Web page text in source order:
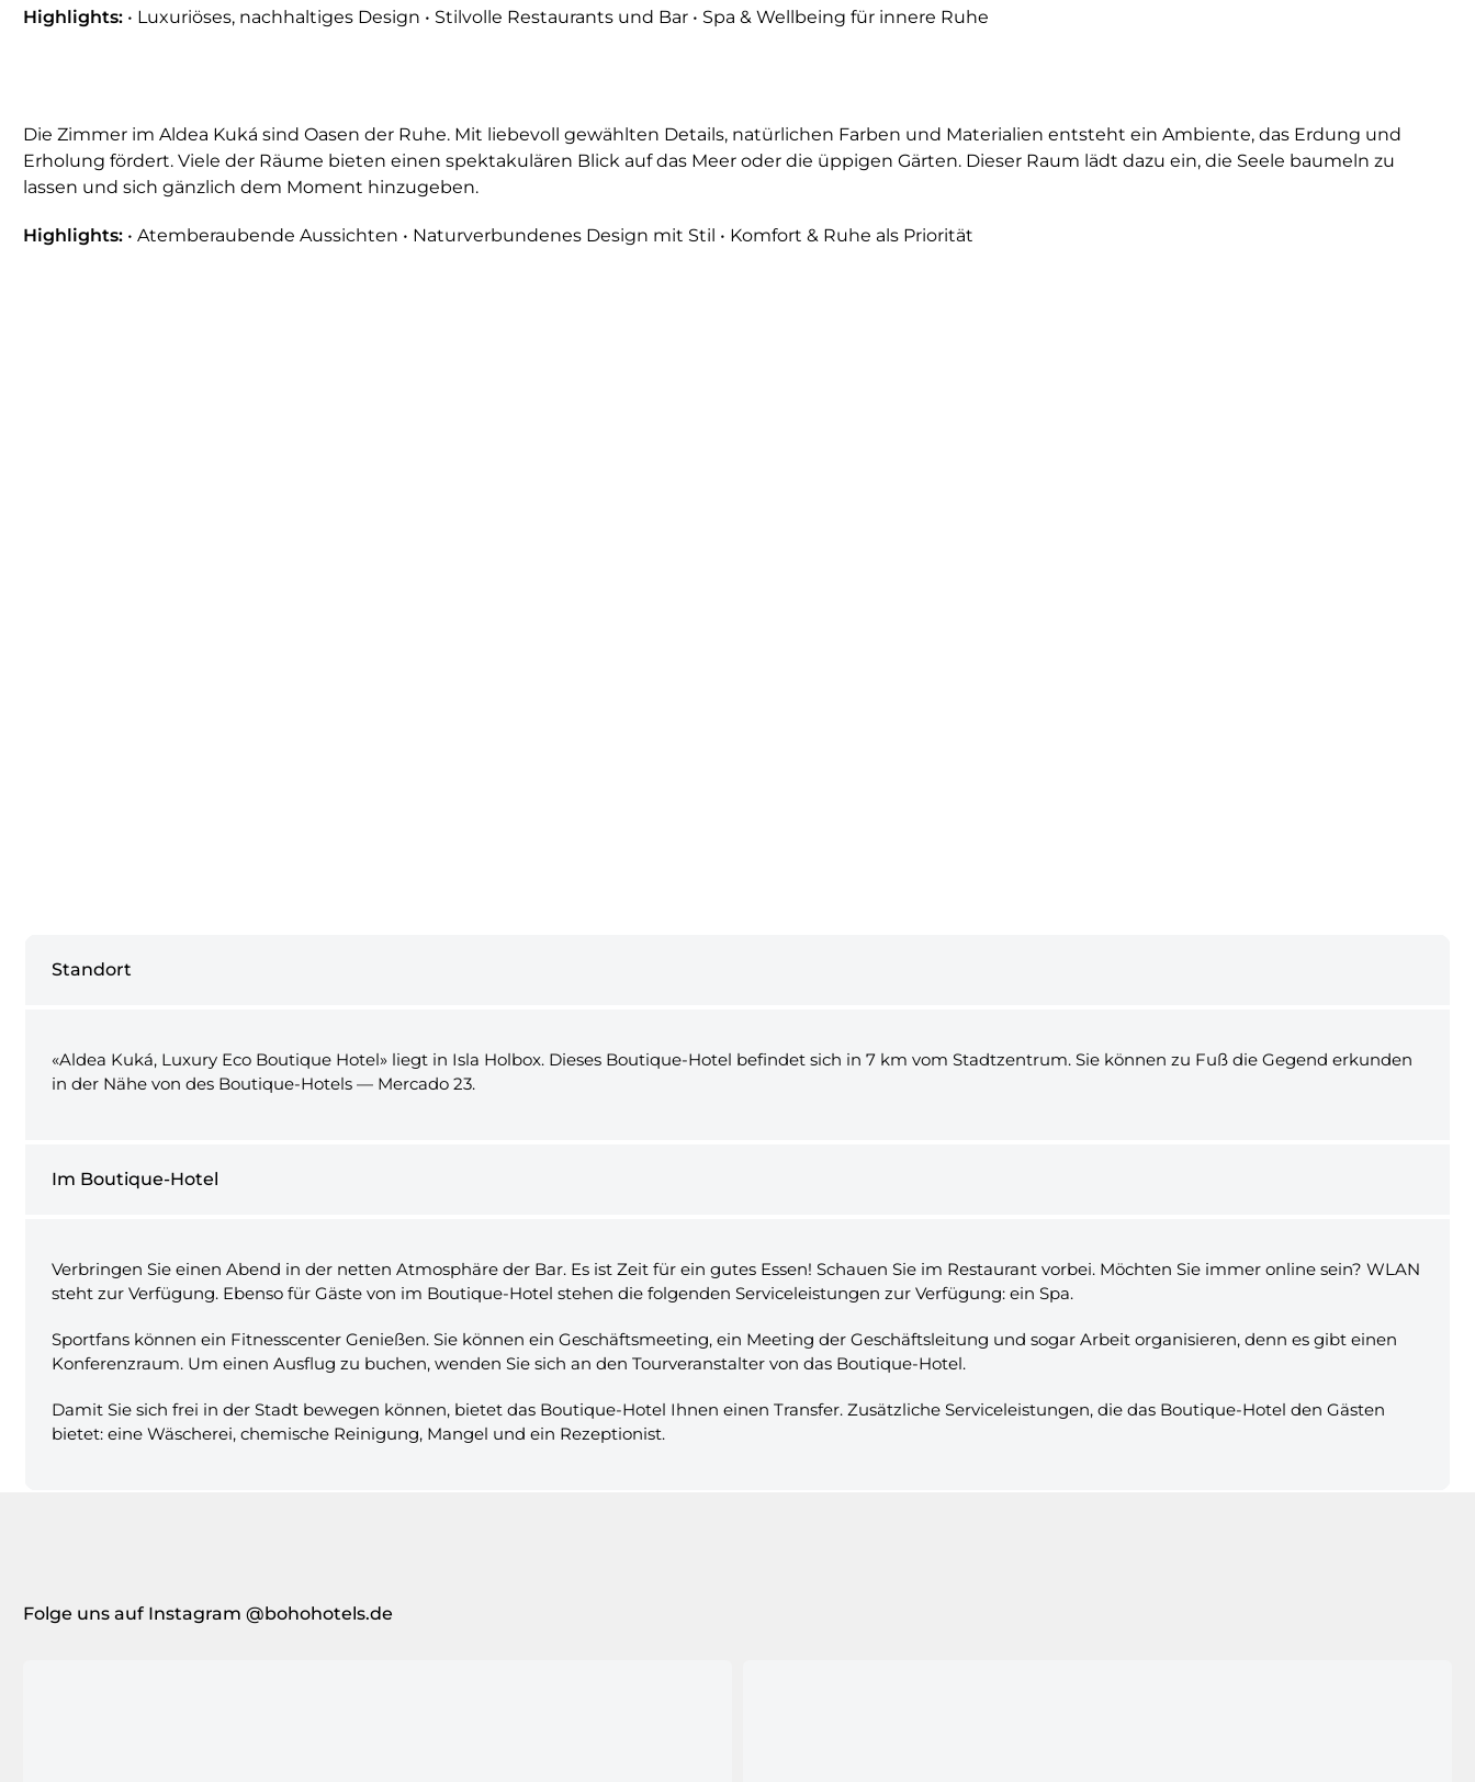
Highlights: • Luxuriöses, nachhaltiges Design • Stilvolle Restaurants und Bar • Spa & Wellbeing für innere Ruhe
Die Zimmer im Aldea Kuká sind Oasen der Ruhe. Mit liebevoll gewählten Details, natürlichen Farben und Materialien entsteht ein Ambiente, das Erdung und
Erholung fördert. Viele der Räume bieten einen spektakulären Blick auf das Meer oder die üppigen Gärten. Dieser Raum lädt dazu ein, die Seele baumeln zu
lassen und sich gänzlich dem Moment hinzugeben.
Highlights: • Atemberaubende Aussichten • Naturverbundenes Design mit Stil • Komfort & Ruhe als Priorität
Standort
«Aldea Kuká, Luxury Eco Boutique Hotel» liegt in Isla Holbox. Dieses Boutique-Hotel befindet sich in 7 km vom Stadtzentrum. Sie können zu Fuß die Gegend erkunden
in der Nähe von des Boutique-Hotels — Mercado 23.
Im Boutique-Hotel
Verbringen Sie einen Abend in der netten Atmosphäre der Bar. Es ist Zeit für ein gutes Essen! Schauen Sie im Restaurant vorbei. Möchten Sie immer online sein? WLAN
steht zur Verfügung. Ebenso für Gäste von im Boutique-Hotel stehen die folgenden Serviceleistungen zur Verfügung: ein Spa.
Sportfans können ein Fitnesscenter Genießen. Sie können ein Geschäftsmeeting, ein Meeting der Geschäftsleitung und sogar Arbeit organisieren, denn es gibt einen
Konferenzraum. Um einen Ausflug zu buchen, wenden Sie sich an den Tourveranstalter von das Boutique-Hotel.
Damit Sie sich frei in der Stadt bewegen können, bietet das Boutique-Hotel Ihnen einen Transfer. Zusätzliche Serviceleistungen, die das Boutique-Hotel den Gästen
bietet: eine Wäscherei, chemische Reinigung, Mangel und ein Rezeptionist.
Folge uns auf Instagram @bohohotels.de